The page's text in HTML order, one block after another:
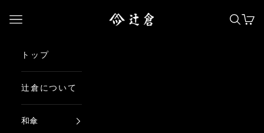
日本最古の京都和傘屋 辻倉
メニューを開く 検索を
カー
トップ
辻倉について
和傘